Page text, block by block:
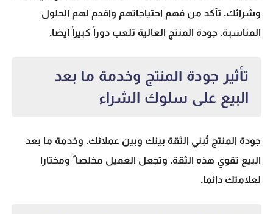
وشرائك. تأكد من فهم احتياجاتهم واقدم لهم الحلول
المناسبة. جودة المنتج العالية تلعب دوراً كبيراً ايضا.
تأثير جودة المنتج وخدمة ما بعد
البيع على سلوك الشراء
جودة المنتج تُبني الثقة بينك وبين عملائك. وخدمة ما بعد
البيع تقوي هذه الثقة. وتجعل العميل مخلصا ً ومختارا
لعلامتك دائما.